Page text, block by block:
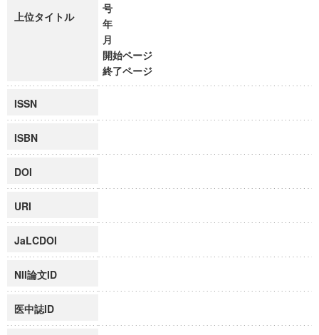
上位タイトル
号
年
月
開始ページ
終了ページ
ISSN
ISBN
DOI
URI
JaLCDOI
NII論文ID
医中誌ID